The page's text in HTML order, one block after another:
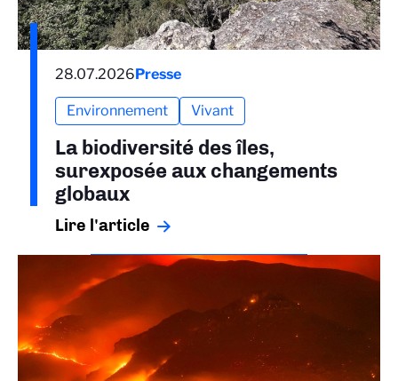
28.07.2026Presse
Environnement Vivant
La biodiversité des îles,
surexposée aux changements
globaux
Lire l'article